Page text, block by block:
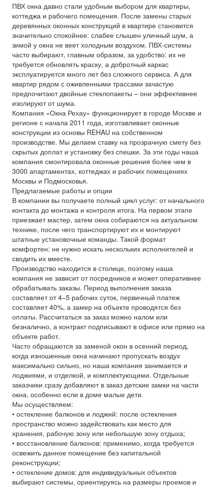
ПВХ окна давно стали удобным выбором для квартиры,
коттеджа и рабочего помещения. После замены старых
деревянных оконных конструкций в квартире становится
значительно спокойнее: слабее слышен уличный шум, а
зимой у окна не веет холодным воздухом. ПВХ-системы
часто выбирают, главным образом, за удобство: их не
требуется обновлять краску, а добротный каркас
эксплуатируется много лет без сложного сервиса. А для
квартир рядом с оживленными трассами зачастую
предпочитают двойные стеклопакеты – они эффективнее
изолируют от шума.
Компания «Окна Рехау» функционирует в городе Москве и
регионе с начала 2011 года, изготавливает оконные
конструкции из основы REHAU на собственном
производстве. Мы делаем ставку на прозрачную смету без
скрытых доплат и установку без спешки. За эти годы наша
компания смонтировала оконные решения более чем в
3000 апартаментах, коттеджах и рабочих помещениях
Москвы и Подмосковья.
Предлагаемые работы и опции
В компании вы получаете полный цикл услуг: от начального
контакта до монтажа и контроля итога. На первом этапе
приезжает мастер, затем окна собираются на актуальном
технике, после чего транспортируют их и монтируют
штатные установочные команды. Такой формат
комфортен: не нужно искать нескольких исполнителей и
сводить их вместе.
Производство находится в столице, поэтому наша
компания не зависит от посредников и может оперативнее
обрабатывать заказы. Период выполнения заказа
составляет от 4–5 рабочих суток, первичный платеж
составляет 40%, а замер на объекте проводятся без
оплаты. Рассчитаться за заказ можно налом или
безналично, а контракт подписывают в офисе или прямо на
объекте работ.
Часто обращаются за заменой окон в осенний период,
когда изношенные окна начинают пропускать воздух
максимально сильно, но наша компания занимается и
лоджиями, и отделкой, и комплектующими. Отдельные
заказчики сразу добавляют в заказ детские замки на части
окна, особенно если в доме малые дети.
Мы осуществляем:
• остекление балконов и лоджий: после остекления
пространство можно задействовать как место для
хранения, рабочую зону или небольшую зону отдыха;
• восстановление балконов: применимо, когда требуется
освежить данное помещение без капитальной
реконструкции;
• остекление домов: для индивидуальных объектов
выбирают системы, ориентируясь на размеры проемов и